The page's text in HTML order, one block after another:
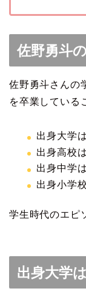
佐野勇斗
佐野勇斗さんの
を卒業している
出身大学
出身高校
出身中学
出身小学
学生時代のエピ
出身大学